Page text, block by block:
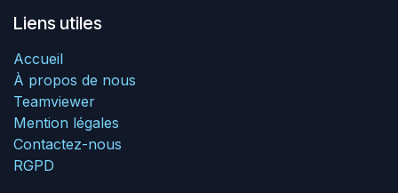
Liens utiles
Accueil
À propos de nous
Teamviewer
Mention légales
Contactez-nous
RGPD